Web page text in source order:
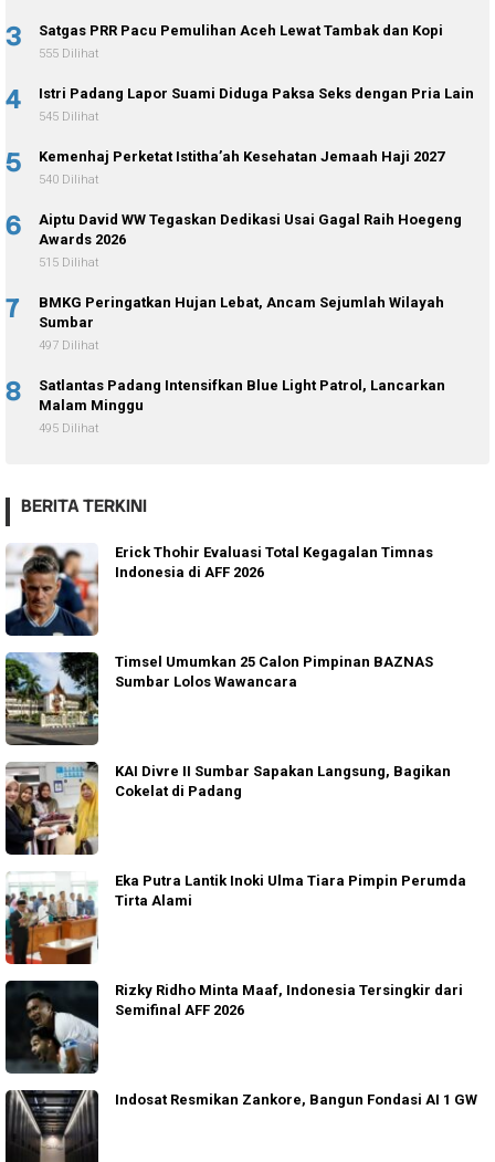
3 Satgas PRR Pacu Pemulihan Aceh Lewat Tambak dan Kopi
555 Dilihat
4 Istri Padang Lapor Suami Diduga Paksa Seks dengan Pria Lain
545 Dilihat
5 Kemenhaj Perketat Istitha’ah Kesehatan Jemaah Haji 2027
540 Dilihat
6
Aiptu David WW Tegaskan Dedikasi Usai Gagal Raih Hoegeng
Awards 2026
515 Dilihat
7
BMKG Peringatkan Hujan Lebat, Ancam Sejumlah Wilayah
Sumbar
497 Dilihat
8
Satlantas Padang Intensifkan Blue Light Patrol, Lancarkan
Malam Minggu
495 Dilihat
BERITA TERKINI
Erick Thohir Evaluasi Total Kegagalan Timnas
Indonesia di AFF 2026
Timsel Umumkan 25 Calon Pimpinan BAZNAS
Sumbar Lolos Wawancara
KAI Divre II Sumbar Sapakan Langsung, Bagikan
Cokelat di Padang
Eka Putra Lantik Inoki Ulma Tiara Pimpin Perumda
Tirta Alami
Rizky Ridho Minta Maaf, Indonesia Tersingkir dari
Semifinal AFF 2026
Indosat Resmikan Zankore, Bangun Fondasi AI 1 GW